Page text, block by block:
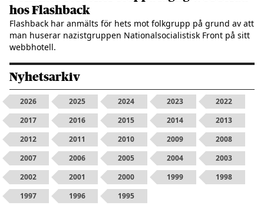
hos Flashback
Flashback har anmälts för hets mot folkgrupp på grund av att
man huserar nazistgruppen Nationalsocialistisk Front på sitt
webbhotell.
Nyhetsarkiv
2026 2025 2024 2023
2022
2017
2016 2015 2014
2013
2012
2011 2010 2009
2008
2007
2006 2005 2004
2003
2002
2001 2000 1999
1998
1997
1996 1995